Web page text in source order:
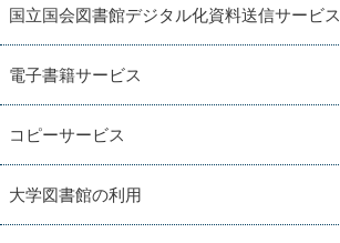
国立国会図書館デジタル化資料送信サービス
電子書籍サービス
コピーサービス
大学図書館の利用